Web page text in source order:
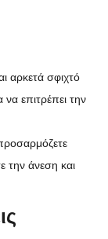
αρκετά σφιχτό
να επιτρέπει την
την άνεση και